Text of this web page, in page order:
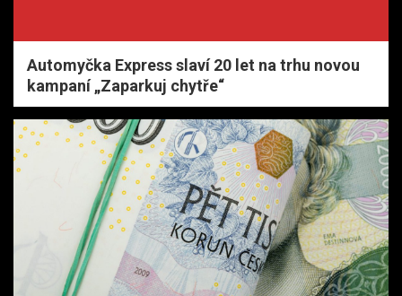
Automyčka Express slaví 20 let na trhu novou
kampaní „Zaparkuj chytře“